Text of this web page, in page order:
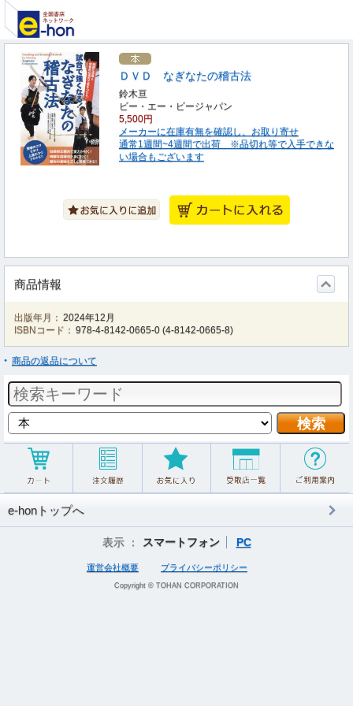
ＤＶＤ なぎなたの稽古法
鈴木亘
ビー・エー・ビージャパン
5,500円
メーカーに在庫有無を確認し、お取り寄せ
通常1週間~4週間で出荷 ※品切れ等で入手できな
い場合もございます
商品情報
出版年月： 2024年12月
ISBNコード： 978-4-8142-0665-0 (4-8142-0665-8)
商品の返品について
e-honトップへ
表示 ： スマートフォン PC
運営会社概要 プライバシーポリシー
Copyright © TOHAN CORPORATION